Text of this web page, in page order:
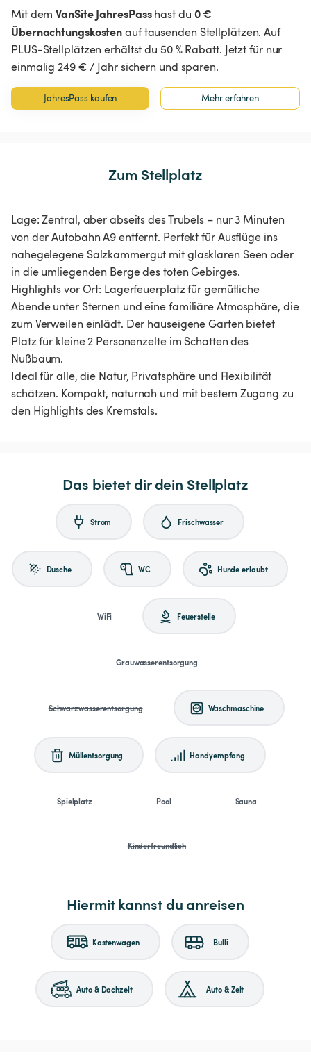
Mit demVanSite JahresPasshast du 0 €
Übernachtungskostenauf tausenden Stellplätzen. Auf
PLUS-Stellplätzen erhältst du 50 % Rabatt. Jetzt für nur
einmalig 249 € / Jahr sichern und sparen.
JahresPass kaufen Mehr erfahren
Zum Stellplatz
Lage: Zentral, aber abseits des Trubels – nur 3 Minuten
von der Autobahn A9 entfernt. Perfekt für Ausflüge ins
nahegelegene Salzkammergut mit glasklaren Seen oder
in die umliegenden Berge des toten Gebirges.
Highlights vor Ort: Lagerfeuerplatz für gemütliche
Abende unter Sternen und eine familiäre Atmosphäre, die
zum Verweilen einlädt. Der hauseigene Garten bietet
Platz für kleine 2 Personenzelte im Schatten des
Nußbaum.
Ideal für alle, die Natur, Privatsphäre und Flexibilität
schätzen. Kompakt, naturnah und mit bestem Zugang zu
den Highlights des Kremstals.
Das bietet dir dein Stellplatz
Strom Frischwasser
Dusche WC Hunde erlaubt
WiFi Feuerstelle
Grauwasserentsorgung
Schwarzwasserentsorgung Waschmaschine
Müllentsorgung Handyempfang
Spielplatz Pool Sauna
Kinderfreundlich
Hiermit kannst du anreisen
Kastenwagen Bulli
Auto & Dachzelt Auto & Zelt